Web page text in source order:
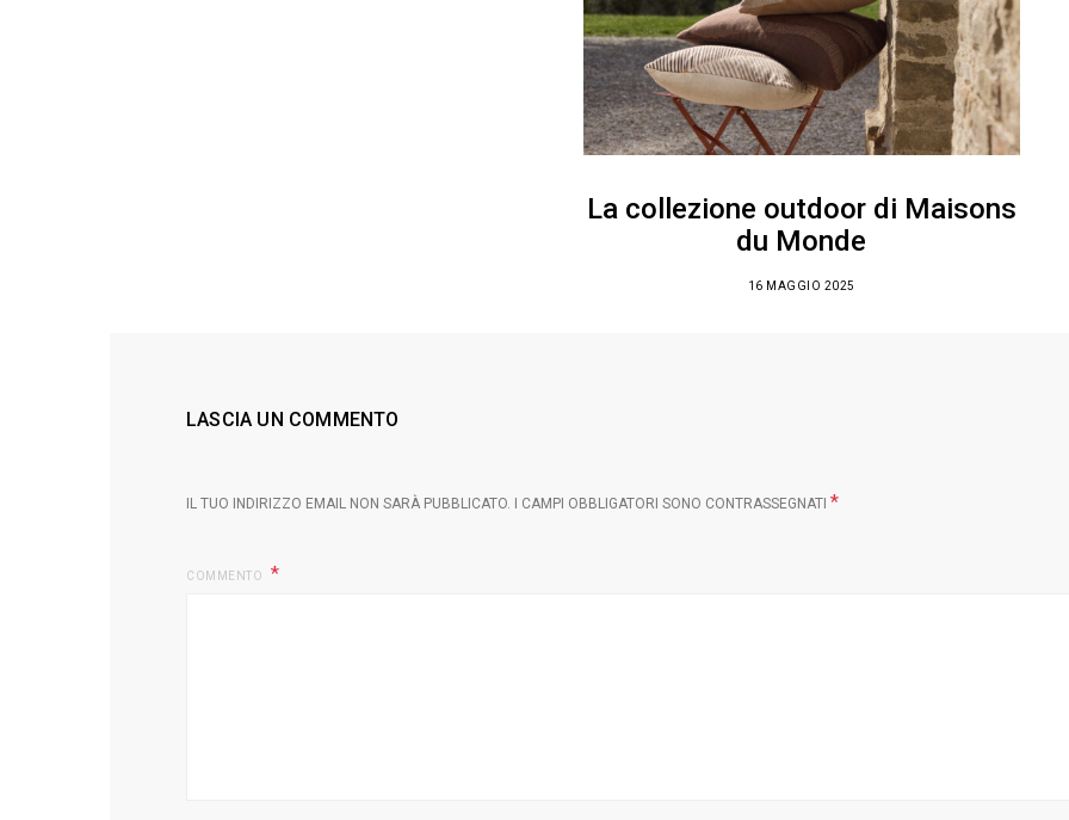
La collezione outdoor di Maisons
du Monde
16 MAGGIO 2025
LASCIA UN COMMENTO
IL TUO INDIRIZZO EMAIL NON SARÀ PUBBLICATO. I CAMPI OBBLIGATORI SONO CONTRASSEGNATI *
COMMENTO